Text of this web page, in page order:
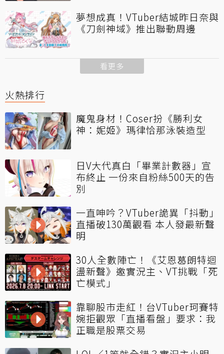
夢想成真！VTuber結城昨日奈與
《刀劍神域》推出聯動周邊
看更多
火熱排行
魔鬼身材！Coser扮《勝利女
神：妮姬》瑪律恰那泳裝造型
日V大代真白「畢業計數器」宣
布終止 一份來自粉絲500天的告
別
一直呻吟？VTuber詭異「抖動」
直播破130萬觀看 本人發最新聲
明
30人全數陣亡！《艾恩葛朗特迴
盪新聲》邀實況主、VT挑戰「死
亡模式」
靠聊股市走紅！台VTuber珂賽特
婉拒觀眾「直播看盤」要求：我
正職是股票交易